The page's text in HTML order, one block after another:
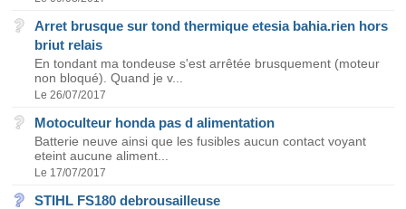
Arret brusque sur tond thermique etesia bahia.rien hors
briut relais
En tondant ma tondeuse s'est arrêtée brusquement (moteur
non bloqué). Quand je v...
Le 26/07/2017
Motoculteur honda pas d alimentation
Batterie neuve ainsi que les fusibles aucun contact voyant
eteint aucune aliment...
Le 17/07/2017
STIHL FS180 debrousailleuse